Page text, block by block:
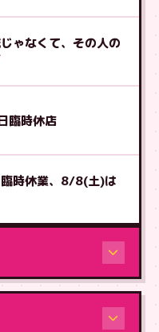
ゃなくて、その人の
臨時休店
時休業、8/8(土)は